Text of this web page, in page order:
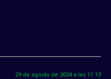
29 de agosto de 2024 a las 11:13